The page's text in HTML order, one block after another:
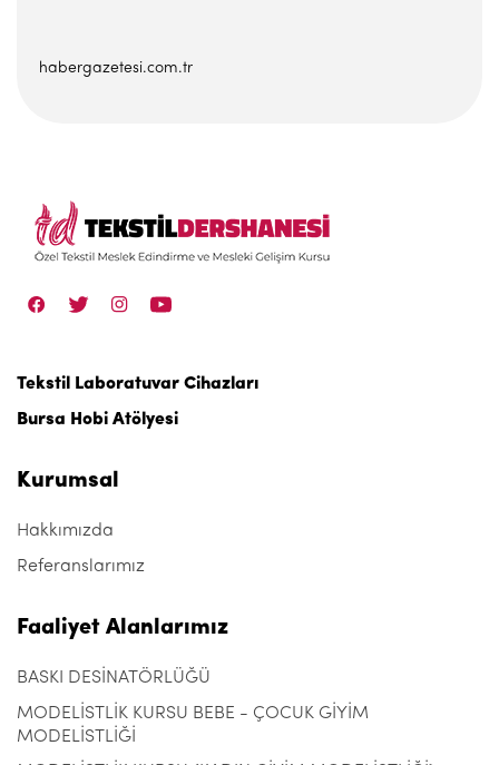
habergazetesi.com.tr
Tekstil Laboratuvar Cihazları
Bursa Hobi Atölyesi
Kurumsal
Hakkımızda
Referanslarımız
Faaliyet Alanlarımız
BASKI DESİNATÖRLÜĞÜ
MODELİSTLİK KURSU BEBE - ÇOCUK GİYİM
MODELİSTLİĞİ